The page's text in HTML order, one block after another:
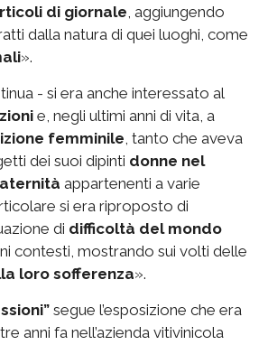
di giornale, aggiungendo
dalla natura di quei luoghi, come
».
- si era anche interessato al
e, negli ultimi anni di vita, a
femminile, tanto che aveva
dei suoi dipinti donne nel
appartenenti a varie
si era riproposto di
di difficoltà del mondo
contesti, mostrando sui volti delle
loro sofferenza».
segue l’esposizione che era
anni fa nell’azienda vitivinicola